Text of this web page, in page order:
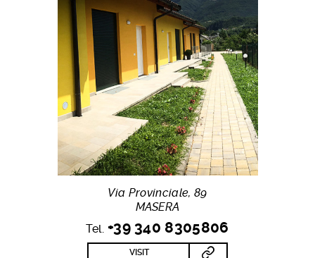
Via Provinciale, 89
MASERA
Tel. +39 340 8305806
VISIT